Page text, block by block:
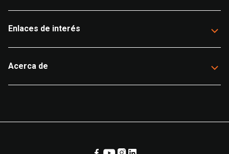
Enlaces de interés
Acerca de